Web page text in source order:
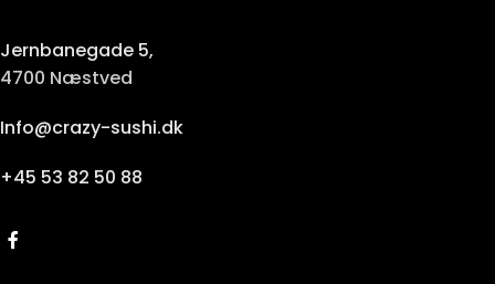
Jernbanegade 5,
4700 Næstved
Info@crazy-sushi.dk
+45 53 82 50 88